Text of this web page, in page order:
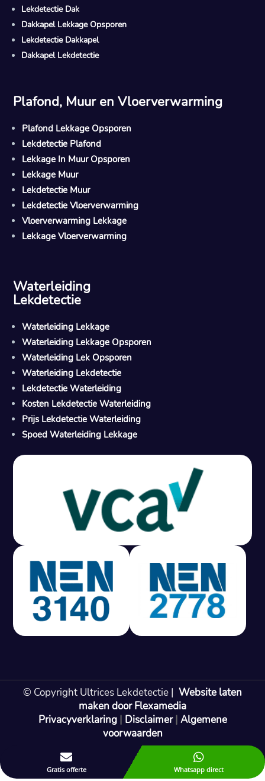
M
Gratis offerte in 24 uur
Geen lekkage? Geen betaling.
Vast tarief van € 395,- exc btw.
Rapport binnen 3 werkdagen.
100% RIsicovrij.
Vaak vergoed door verzekeraar.
Gratis offerte in 24 uur
Bel: 085 080 55 42
Lekdetectie Dak
Dakkapel Lekkage Opsporen
Lekdetectie Dakkapel
Dakkapel Lekdetectie
Plafond, Muur en Vloerverwarming
Plafond Lekkage Opsporen
Lekdetectie Plafond
Lekkage In Muur Opsporen
Lekkage Muur
Lekdetectie Muur
Lekdetectie Vloerverwarming
Vloerverwarming Lekkage
Lekkage Vloerverwarming
Waterleiding
Lekdetectie
Waterleiding Lekkage
Waterleiding Lekkage Opsporen
Waterleiding Lek Opsporen
Waterleiding Lekdetectie
Lekdetectie Waterleiding
Kosten Lekdetectie Waterleiding
Prijs Lekdetectie Waterleiding
Spoed Waterleiding Lekkage
© Copyright Ultrices Lekdetectie | Website laten
maken door Flexamedia
Privacyverklaring| Disclaimer| Algemene
voorwaarden

Gratis offerte

Whatsapp direct